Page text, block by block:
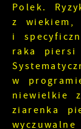
Polek.
z wiekiem,
i
raka piersi
w
niewielkie
ziarenka